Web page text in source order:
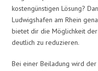
kostengünstigen Lösung?
Ludwigshafen am Rhein
bietet dir die Möglichkeit
deutlich zu reduzieren.
Bei einer Beiladung wird